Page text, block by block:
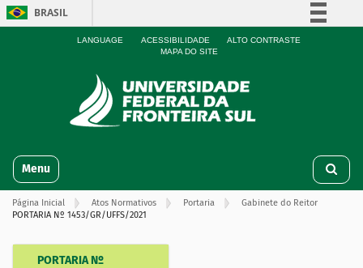
BRASIL
Simplifique!
Participe
Acesso à informação
LANGUAGE ACESSIBILIDADE
ALTO CONTRASTE
MAPA DO SITE
v
Toggle navigation
Página Inicial Atos Normativos Portaria
Gabinete do Reitor
PORTARIA Nº 1453/GR/UFFS/2021
PORTARIA Nº